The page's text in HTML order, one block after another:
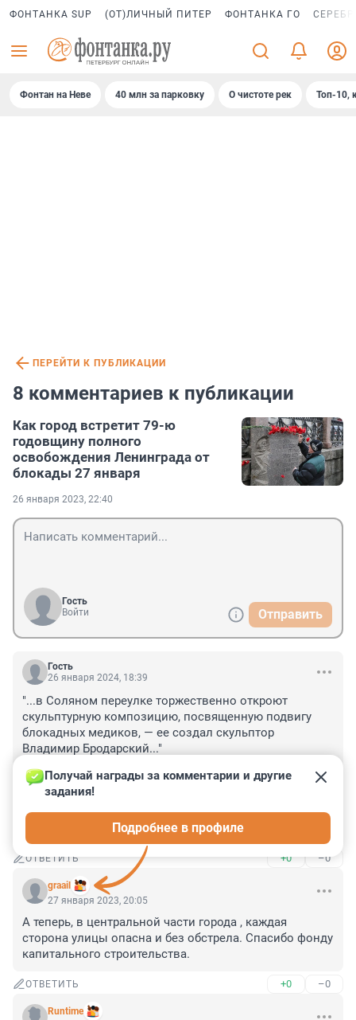
ФОНТАНКА SUP (ОТ)ЛИЧНЫЙ ПИТЕР ФОНТАНКА ГО
Фонтан на Неве 40 млн за парковку О чистоте рек Топ-10,
ПЕРЕЙТИ К ПУБЛИКАЦИИ
8 комментариев к публикации
Как город встретит 79-ю
годовщину полного
освобождения Ленинграда от
блокады 27 января
26 января 2023, 22:40
Гость
Войти
Отправить
Гость
26 января 2024, 18:39
"...в Соляном переулке торжественно откроют
скульптурную композицию, посвященную подвигу
блокадных медиков, — ее создал скульптор
Владимир Бродарский..."
Бродарского, теперь каждый год будут "Торжественно
открывать"?
В прошлом году 27 января не очень торжественно
ОТВЕТИТЬ +0 –0
graail
Получай награды за комментарии и другие
задания!
Подробнее в профиле
27 января 2023, 20:05
А теперь, в центральной части города , каждая
сторона улицы опасна и без обстрела. Спасибо фонду
капитального строительства.
ОТВЕТИТЬ +0 –0
Runtime